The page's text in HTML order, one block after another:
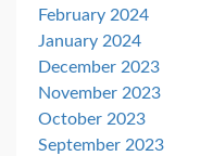
February 2024
January 2024
December 2023
November 2023
October 2023
September 2023